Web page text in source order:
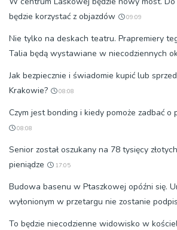
będzie korzystać z objazdów
09:09
Nie tylko na deskach teatru. Prapremiery
Talia będą wystawiane w niecodziennych
Jak bezpiecznie i świadomie kupić lub
Krakowie?
08:08
Czym jest bonding i kiedy pomoże zadbać o
08:08
Senior został oszukany na 78 tysięcy
pieniądze
17:05
Budowa basenu w Ptaszkowej opóźni się.
wyłonionym w przetargu nie zostanie
To będzie niecodzienne widowisko w